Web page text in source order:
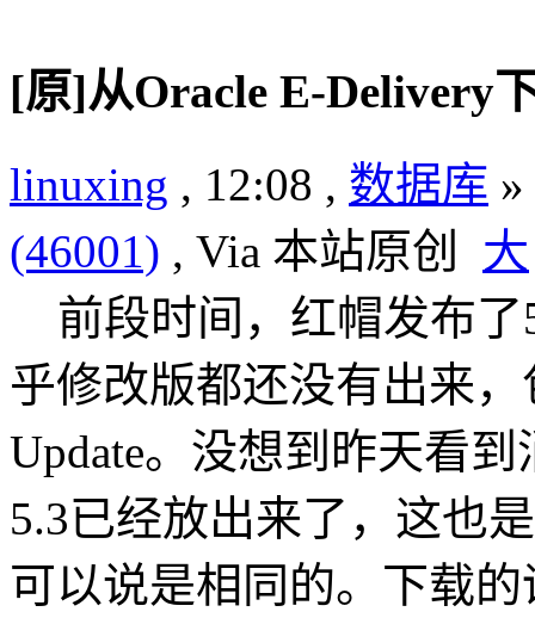
[原]从Oracle E-Delivery
linuxing , 12:08 , 数据库 »
(46001) , Via 本站原创 大
前段时间，红帽发布了
乎修改版都还没有出来，
Update。没想到昨天看到
5.3已经放出来了，这也
可以说是相同的。下载